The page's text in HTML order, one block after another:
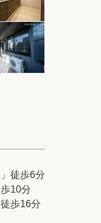
徒歩6分
10分
歩16分